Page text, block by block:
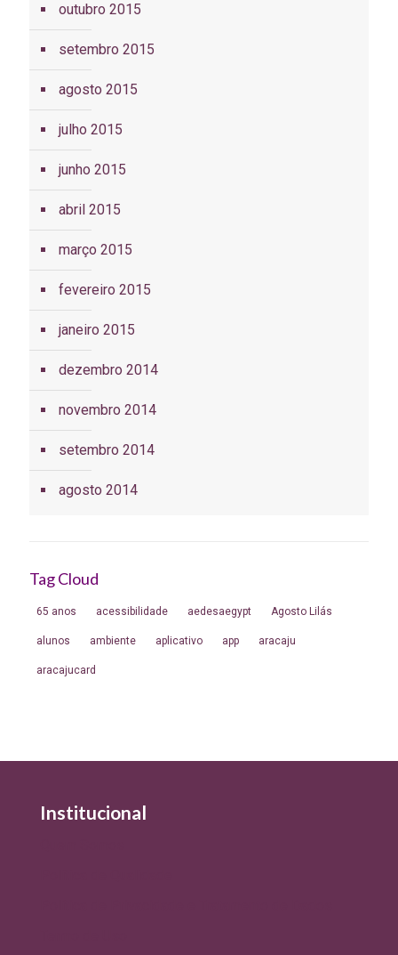
outubro 2015
setembro 2015
agosto 2015
julho 2015
junho 2015
abril 2015
março 2015
fevereiro 2015
janeiro 2015
dezembro 2014
novembro 2014
setembro 2014
agosto 2014
Tag Cloud
65 anos acessibilidade aedesaegypt Agosto Lilás
alunos ambiente aplicativo app aracaju
aracajucard
Institucional